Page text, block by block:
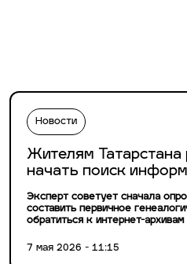
Новости
Жителям Татарстана
начать поиск
Эксперт советует сначала
составить первичное
обратиться к интернет-
7 мая 2026 - 11:15